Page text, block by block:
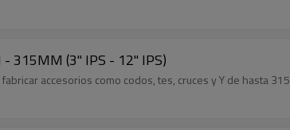
315MM (3" IPS - 12" IPS)
accesorios como codos, tes, cruces y Y de hasta 315